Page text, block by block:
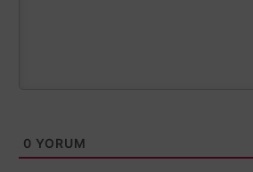
0 YORUM